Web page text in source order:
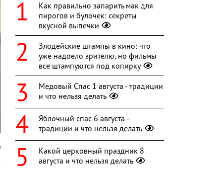
Как правильно запарить мак для
пирогов и булочек: секреты
вкусной выпечки
Злодейские штампы в кино: что
уже надоело зрителю, но фильмы
все штампуются под копирку
Медовый Спас 1 августа - традиции
и что нельзя делать
Яблочный спас 6 августа -
традиции и что нельзя делать
Какой церковный праздник 8
августа и что нельзя делать